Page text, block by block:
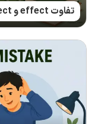
تفاوت effect و affect چیست؟